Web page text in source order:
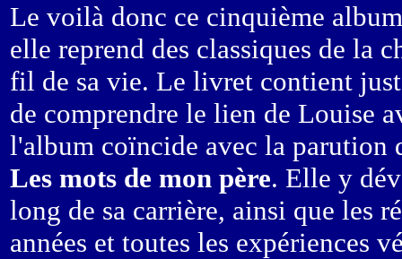
Le voilà donc ce cinquième
elle reprend des classiques de la
fil de sa vie. Le livret contient
de comprendre le lien de Louise
l'album coïncide avec la
Les mots de mon père. Elle y
long de sa carrière, ainsi que les
années et toutes les expériences